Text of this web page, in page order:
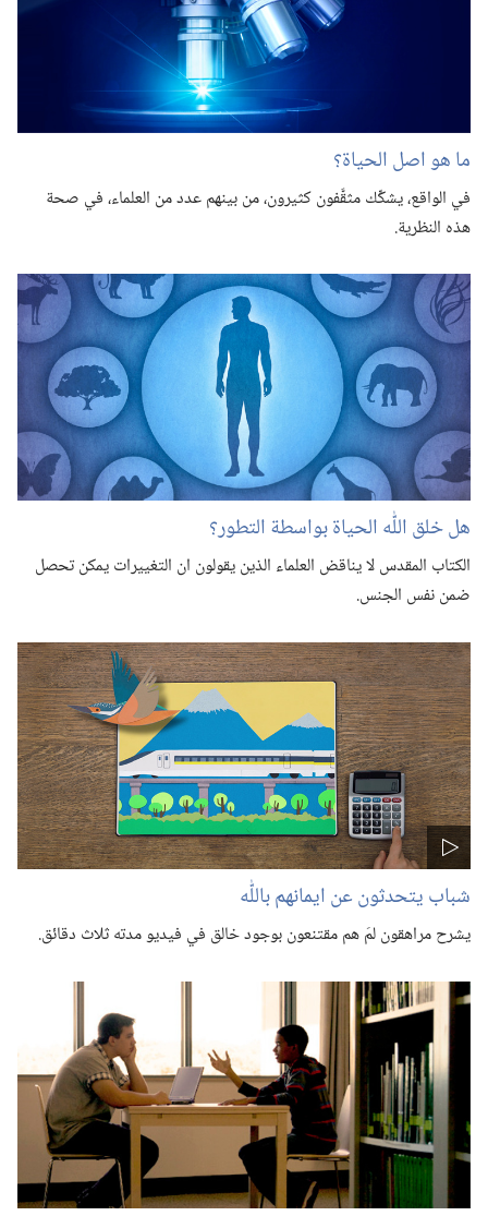
ما هو اصل الحياة؟‏
في الواقع،‏ يشكِّك مثقَّفون كثيرون،‏ من بينهم عدد من العلماء،‏ في صحة
هذه النظرية.‏
هل خلق اللّٰه الحياة بواسطة التطور؟‏
الكتاب المقدس لا يناقض العلماء الذين يقولون ان التغييرات يمكن تحصل
ضمن نفس الجنس.‏
شباب يتحدثون عن ايمانهم باللّٰه
يشرح مراهقون لمَ هم مقتنعون بوجود خالق في فيديو مدته ثلاث دقائق.‏